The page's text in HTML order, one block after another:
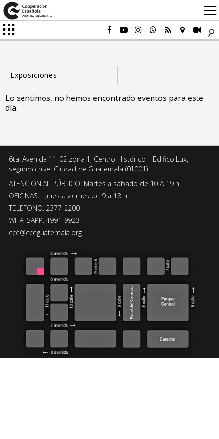
Lo sentimos, no hemos encontrado eventos para este
día.
6ta. Avenida 11-02 zona 1, Centro Histórico – Edifico Lux,
segundo nivel Ciudad de Guatemala (01001)
ATENCIÓN AL PÚBLICO: Martes a sábado de 10 A 19 h
OFICINAS: Lunes a viernes de 9 a 18 h
TELÉFONO: 2377-2200
WHATSAPP: 4991-9923
cce@cceguatemala.org